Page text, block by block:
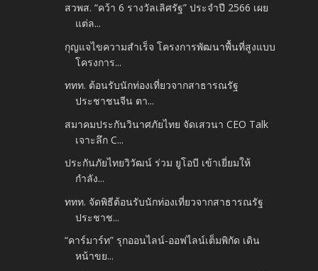
สวพส. “คว้า 6 รางวัลเลิศรัฐ” ประจำปี 2566 เผย
แต่ล...
กุญแจไขความสำเร็จ โครงการพัฒนาพื้นที่สูงแบบ
โครงการ...
ททท. ต้อนรับนักท่องเที่ยวจากสาธารณรัฐ
ประชาชนจีน ตา...
สมาคมประกันวินาศภัยไทย จัดเสวนา CEO Talk
เจาะลึก C...
ประกันภัยไทยวิวัฒน์ ร่วม ยูโอบี เข้าเยี่ยมให้
กำลัง...
ททท. จัดพิธีต้อนรับนักท่องเที่ยวจากสาธารณรัฐ
ประชาช...
“คาร์มาร์ท” รุกออนไลน์-ออฟไลน์เต็มพิกัด เดิน
หน้าขย...